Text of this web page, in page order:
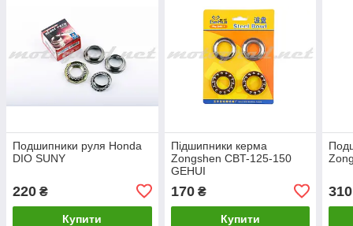
Подшипники руля Honda
DIO SUNY
220 ₴
Купити
Підшипники керма
Zongshen CBT-125-150
GEHUI
170₴
Купити
310